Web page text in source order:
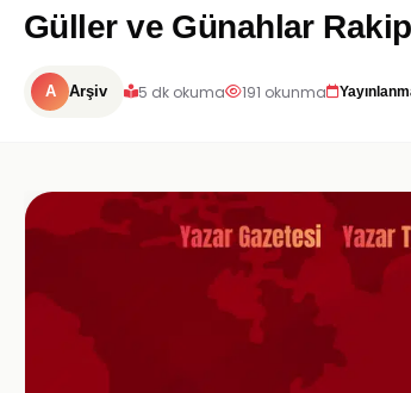
Güller ve Günahlar Rakip
A Arşiv 5 dk okuma 191 okunma